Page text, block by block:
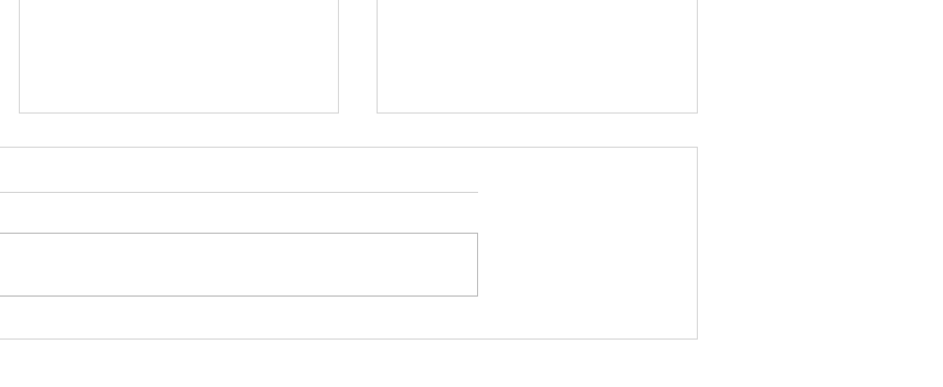
Mis on naise jaoks oluline
Oluline oskus: kas oskad